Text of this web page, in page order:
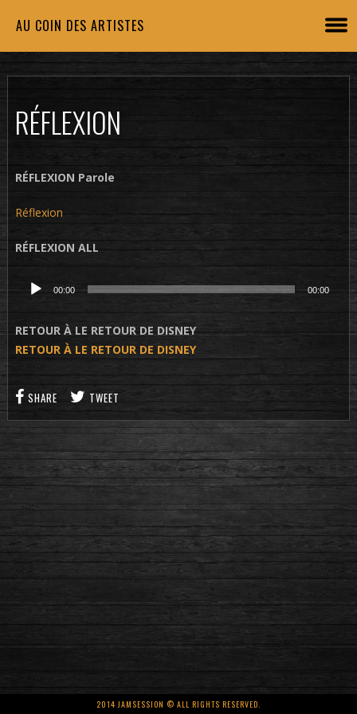
AU COIN DES ARTISTES
RÉFLEXION
RÉFLEXION Parole
Réflexion
RÉFLEXION ALL
Lecteur
00:00 00:00
RETOUR À LE RETOUR DE DISNEY
RETOUR À LE RETOUR DE DISNEY
SHARE TWEET
2014 JAMSESSION © ALL RIGHTS RESERVED.